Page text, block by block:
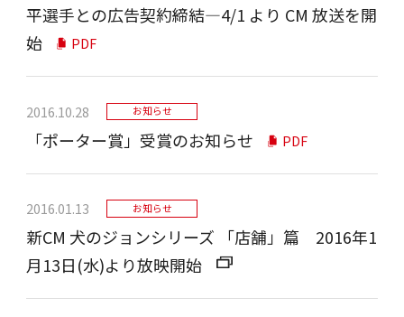
平選手との広告契約締結―4/1 より CM 放送を開
始
PDF
2016.10.28 お知らせ
「ポーター賞」受賞のお知らせ PDF
2016.01.13 お知らせ
新CM 犬のジョンシリーズ 「店舗」篇 2016年1
月13日(水)より放映開始